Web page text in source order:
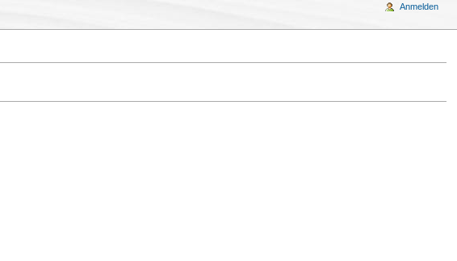
Anmelden